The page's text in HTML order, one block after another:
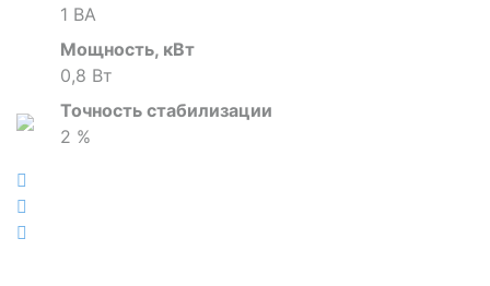
1 ВА
Мощность, кВт
0,8 Вт
Точность стабилизации
2 %